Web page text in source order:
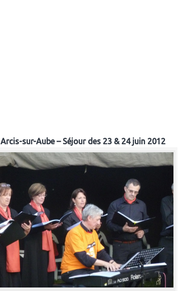
Arcis-sur-Aube – Séjour des 23 & 24 juin 2012